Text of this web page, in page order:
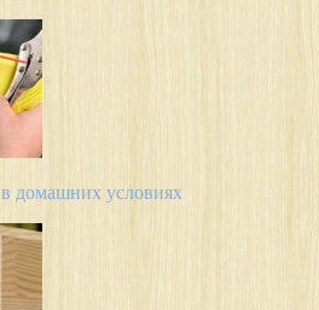
домашних условиях